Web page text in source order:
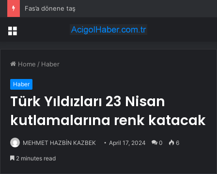
Fas’a dönene taş
Menu
Home / Haber
Haber
Türk Yıldızları 23 Nisan
kutlamalarına renk katacak
MEHMET HAZBİN KAZBEK April 17, 2024 0 6
2 minutes read